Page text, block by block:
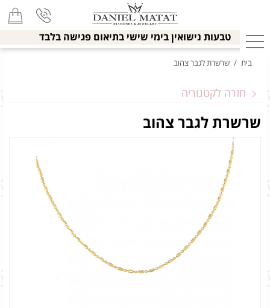
טבעות נישואין בימי שישי בתיאום פגישה בלבד
בית / שרשרת לגבר צהוב
חזרה לקטגוריה
שרשרת לגבר צהוב